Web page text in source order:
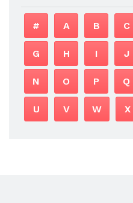
# A B C
G H I J
N O P Q
U V W X